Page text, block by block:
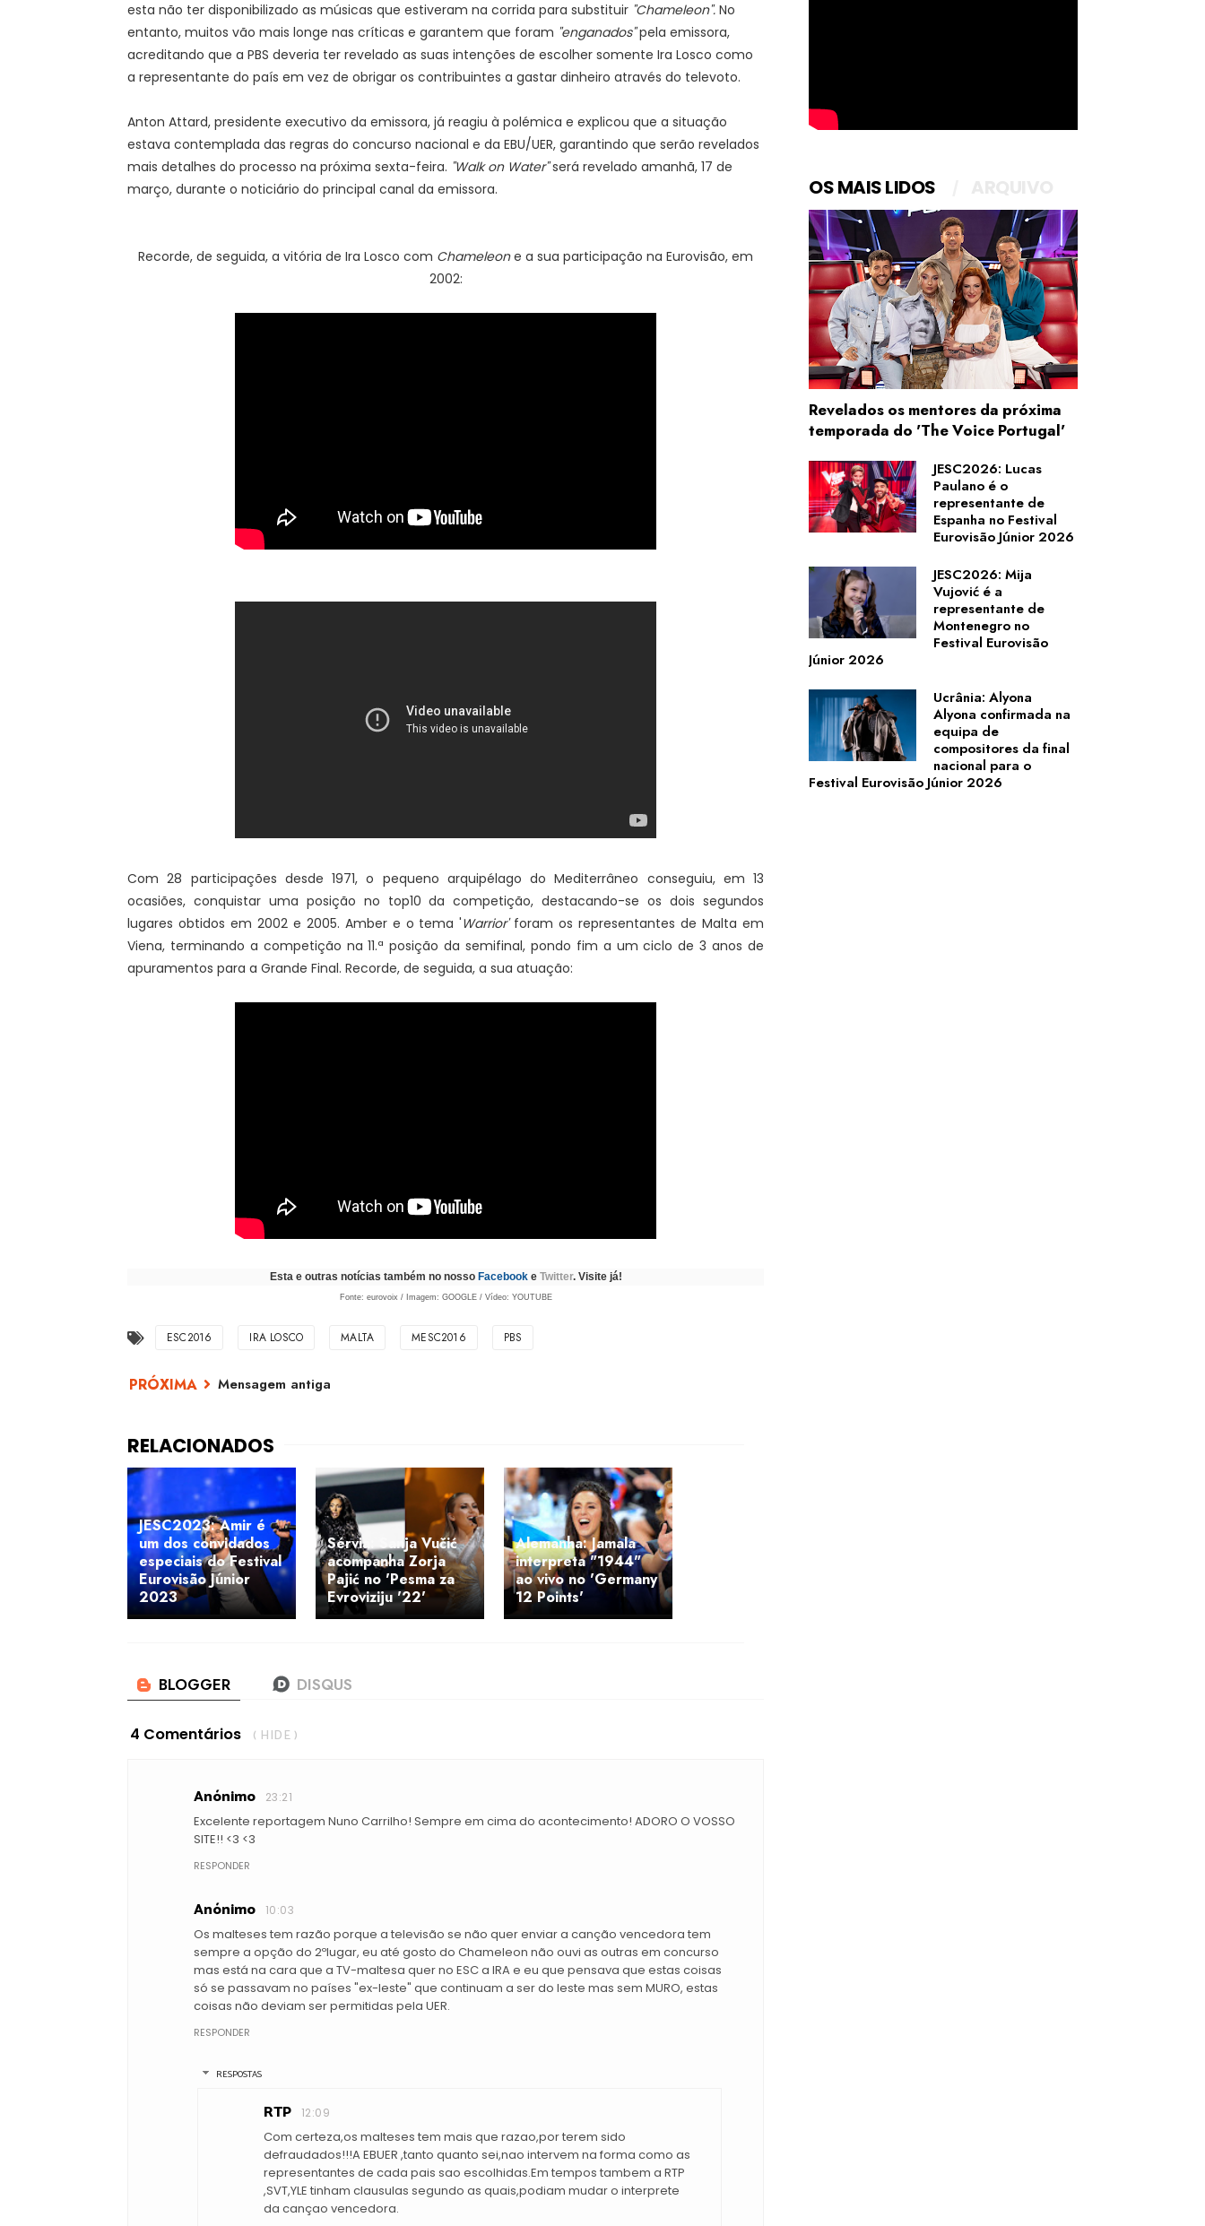
esta não ter disponibilizado as músicas que estiveram na corrida para substituir "Chameleon". No
entanto, muitos vão mais longe nas críticas e garantem que foram "enganados"pela emissora,
acreditando que a PBS deveria ter revelado as suas intenções de escolher somente Ira Losco como
a representante do país em vez de obrigar os contribuintes a gastar dinheiro através do televoto.
Anton Attard, presidente executivo da emissora, já reagiu à polémica e explicou que a situação
estava contemplada das regras do concurso nacional e da EBU/UER, garantindo que serão revelados
mais detalhes do processo na próxima sexta-feira. "Walk on Water"será revelado amanhã, 17 de
março, durante o noticiário do principal canal da emissora.
Recorde, de seguida, a vitória de Ira Losco com Chameleone a sua participação na Eurovisão, em
2002:
Com 28 participações desde 1971, o pequeno arquipélago do Mediterrâneo conseguiu, em 13
ocasiões, conquistar uma posição no top10 da competição, destacando-se os dois segundos
lugares obtidos em 2002 e 2005. Amber e o tema 'Warrior'foram os representantes de Malta em
Viena, terminando a competição na 11.ª posição da semifinal, pondo fim a um ciclo de 3 anos de
apuramentos para a Grande Final. Recorde, de seguida, a sua atuação:
Esta e outras notícias também no nosso Facebooke Twitter. Visite já!
Fonte: eurovoix / Imagem: GOOGLE / Vídeo: YOUTUBE
ESC2016 IRA LOSCO MALTA MESC2016 PBS
Mensagem antiga
JESC2023: Amir é
um dos convidados
especiais do Festival
Eurovisão Júnior
2023
Sérvia: Sanja Vučić
acompanha Zorja
Pajić no 'Pesma za
Evroviziju '22'
Alemanha: Jamala
interpreta "1944"
ao vivo no 'Germany
12 Points'
4 Comentários ( HIDE )
Anónimo 23:21
Excelente reportagem Nuno Carrilho! Sempre em cima do acontecimento! ADORO O VOSSO
SITE!! <3 <3
RESPONDER
Anónimo 10:03
Os malteses tem razão porque a televisão se não quer enviar a canção vencedora tem
sempre a opção do 2ºlugar, eu até gosto do Chameleon não ouvi as outras em concurso
mas está na cara que a TV-maltesa quer no ESC a IRA e eu que pensava que estas coisas
só se passavam no países "ex-leste" que continuam a ser do leste mas sem MURO, estas
coisas não deviam ser permitidas pela UER.
RESPONDER
RESPOSTAS
RTP 12:09
Com certeza,os malteses tem mais que razao,por terem sido
defraudados!!!A EBUER ,tanto quanto sei,nao intervem na forma como as
representantes de cada pais sao escolhidas.Em tempos tambem a RTP
,SVT,YLE tinham clausulas segundo as quais,podiam mudar o interprete
da cançao vencedora.
OS MAIS LIDOS
Revelados os mentores da próxima
temporada do 'The Voice Portugal'
JESC2026: Lucas
Paulano é o
representante de
Espanha no Festival
Eurovisão Júnior 2026
JESC2026: Mija
Vujović é a
representante de
Montenegro no
Festival Eurovisão
Júnior 2026
Ucrânia: Alyona
Alyona confirmada na
equipa de
compositores da final
nacional para o
Festival Eurovisão Júnior 2026